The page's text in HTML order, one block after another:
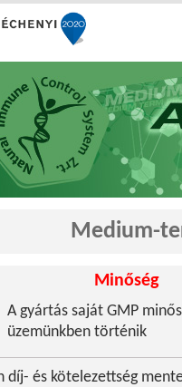
Medium-
Minőség
A gyártás saját GMP
üzemünkben történik
díj- és kötelezettség